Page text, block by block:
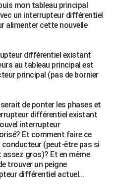
mon tableau principal
un interrupteur différentiel
alimenter cette nouvelle
différentiel existant
au tableau principal est
principal (pas de bornier
de ponter les phases et
différentiel existant
interrupteur
Et comment faire ce
(peut-être pas si
gros)? Et en même
trouver un peigne
différentiel actuel...